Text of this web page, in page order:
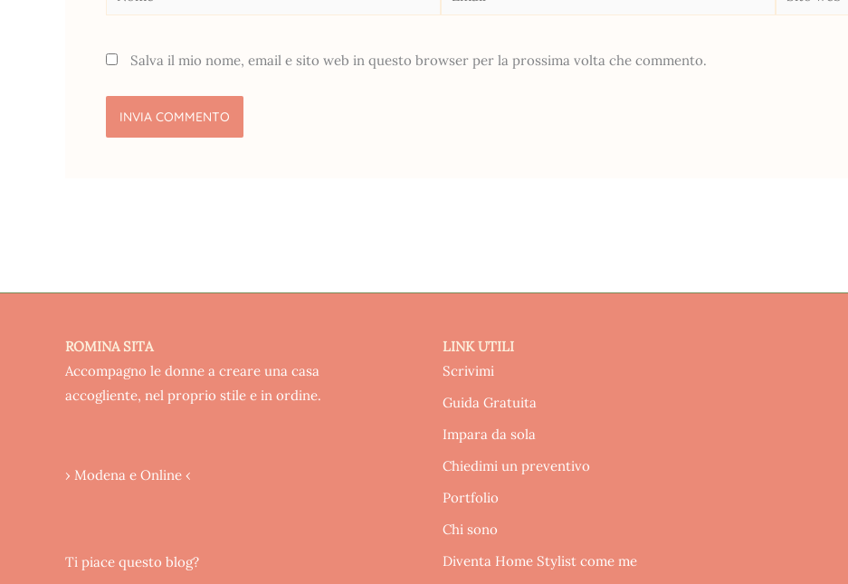
web
Salva il mio nome, email e sito web in questo browser per la prossima volta che commento.
ROMINA SITA
Accompagno le donne a creare una casa
accogliente, nel proprio stile e in ordine.
› Modena e Online ‹
Ti piace questo blog?
LINK UTILI
Scrivimi
Guida Gratuita
Impara da sola
Chiedimi un preventivo
Portfolio
Chi sono
Diventa Home Stylist come me